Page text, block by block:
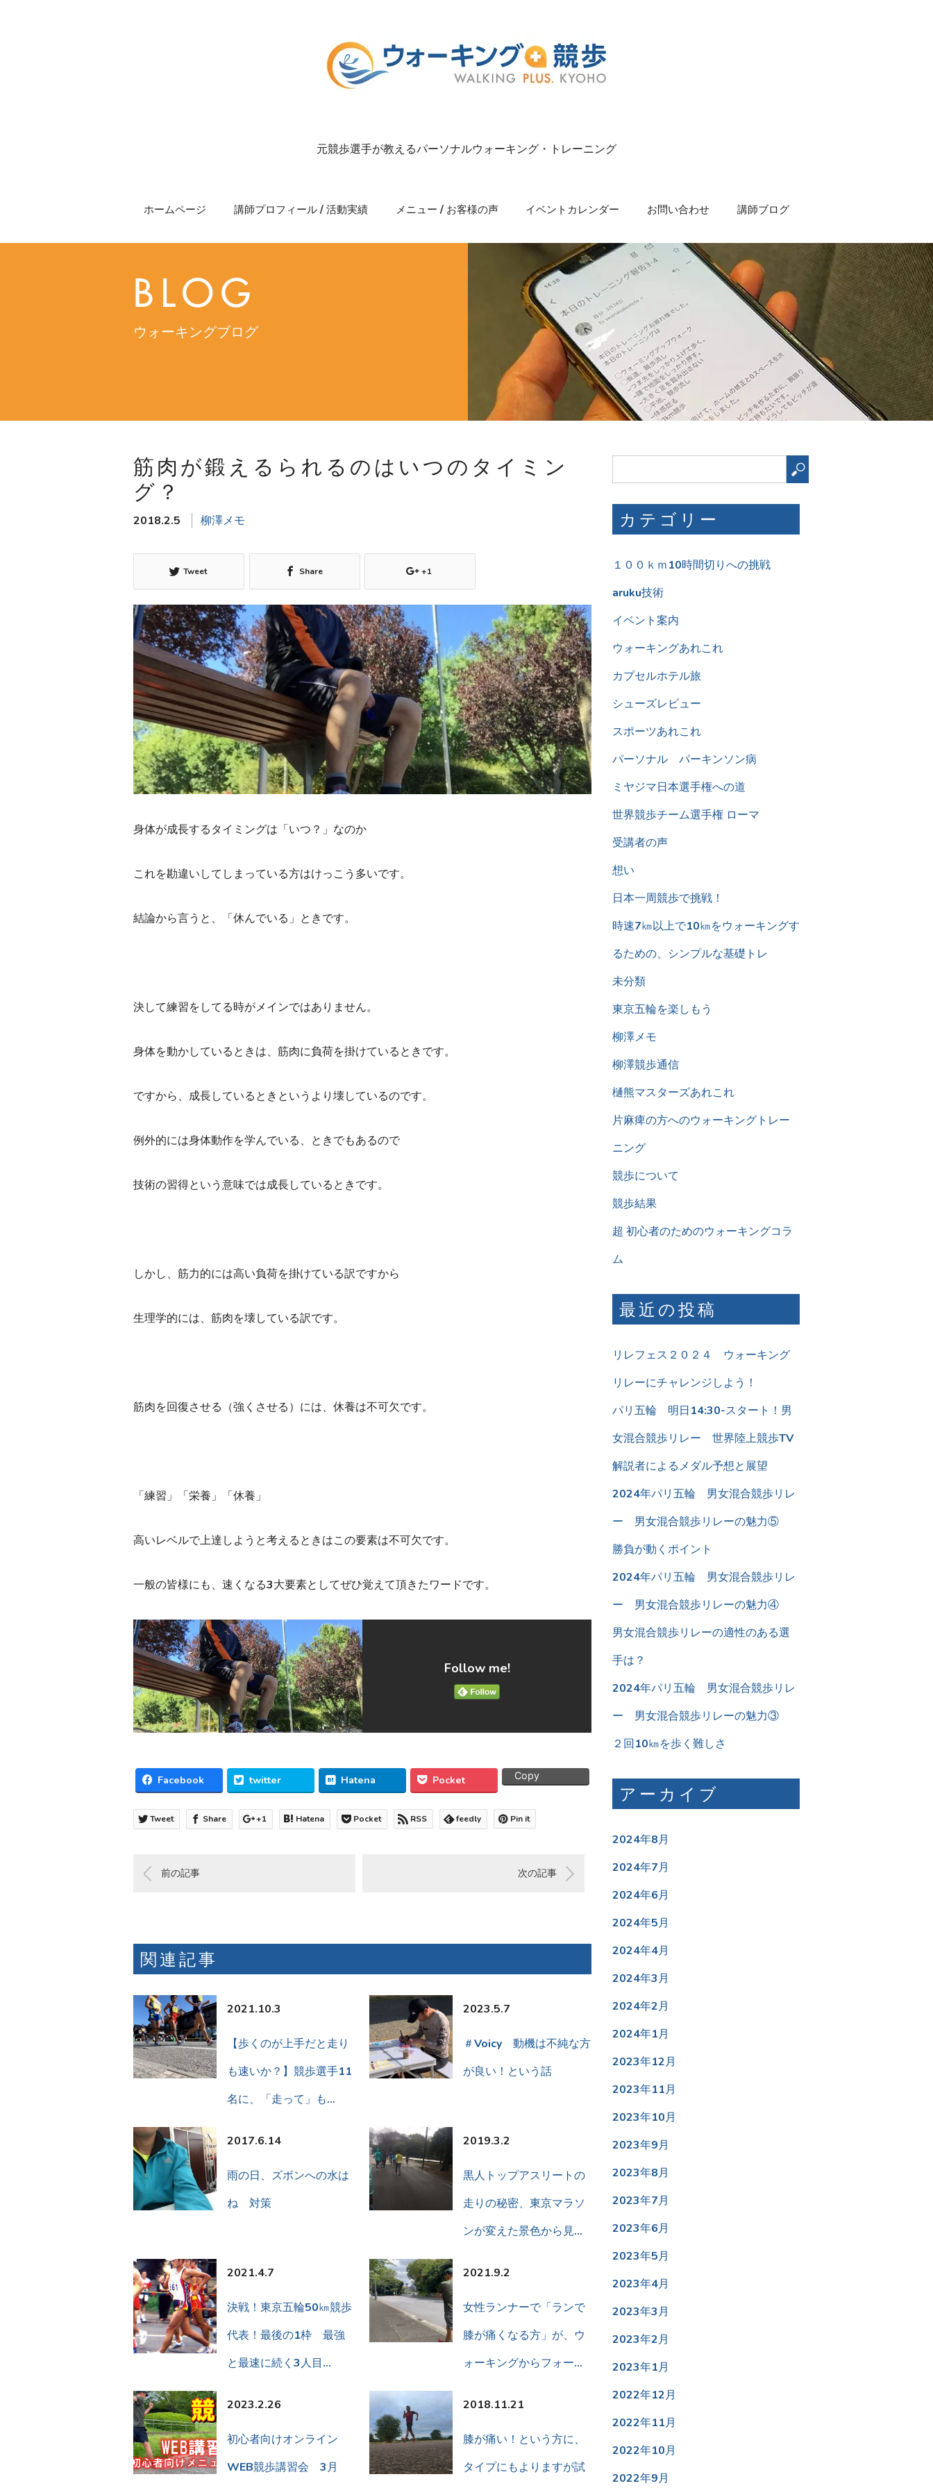
元競歩選手が教えるパーソナルウォーキング・トレーニング
ホームページ 講師プロフィール / 活動実績 メニュー / お客様の声 イベントカレンダー お問い合わせ 講師ブログ
BLOG
ウォーキングブログ
筋肉が鍛えるられるのはいつのタイミン
グ？
2018.2.5 柳澤メモ
Tweet Share +1
身体が成長するタイミングは「いつ？」なのか
これを勘違いしてしまっている方はけっこう多いです。
結論から言うと、「休んでいる」ときです。
決して練習をしてる時がメインではありません。
身体を動かしているときは、筋肉に負荷を掛けているときです。
ですから、成長しているときというより壊しているのです。
例外的には身体動作を学んでいる、ときでもあるので
技術の習得という意味では成長しているときです。
しかし、筋力的には高い負荷を掛けている訳ですから
生理学的には、筋肉を壊している訳です。
筋肉を回復させる（強くさせる）には、休養は不可欠です。
「練習」「栄養」「休養」
高いレベルで上達しようと考えるときはこの要素は不可欠です。
一般の皆様にも、速くなる3大要素としてぜひ覚えて頂きたワードです。
Follow me!
Facebook twitter Hatena Pocket Copy
Tweet Share +1 Hatena Pocket RSS feedly Pin it
前の記事 次の記事
関連記事
2021.10.3
【歩くのが上手だと走り
も速いか？】競歩選手11
名に、「走って」も…
2023.5.7
＃Voicy 動機は不純な方
が良い！という話
2017.6.14
雨の日、ズボンへの水は
ね 対策
2019.3.2
黒人トップアスリートの
走りの秘密、東京マラソ
ンが変えた景色から見…
2021.4.7
決戦！東京五輪50㎞競歩
代表！最後の1枠 最強
と最速に続く3人目…
2021.9.2
女性ランナーで「ランで
膝が痛くなる方」が、ウ
ォーキングからフォー…
2023.2.26
初心者向けオンライン
WEB競歩講習会 3月
2018.11.21
膝が痛い！という方に、
タイプにもよりますが試
カテゴリー
１００ｋｍ10時間切りへの挑戦
aruku技術
イベント案内
ウォーキングあれこれ
カプセルホテル旅
シューズレビュー
スポーツあれこれ
パーソナル パーキンソン病
ミヤジマ日本選手権への道
世界競歩チーム選手権 ローマ
受講者の声
想い
日本一周競歩で挑戦！
時速7㎞以上で10㎞をウォーキングす
るための、シンプルな基礎トレ
未分類
東京五輪を楽しもう
柳澤メモ
柳澤競歩通信
樋熊マスターズあれこれ
片麻痺の方へのウォーキングトレー
ニング
競歩について
競歩結果
超 初心者のためのウォーキングコラ
ム
最近の投稿
リレフェス２０２４ ウォーキング
リレーにチャレンジしよう！
パリ五輪 明日14:30-スタート！男
女混合競歩リレー 世界陸上競歩TV
解説者によるメダル予想と展望
2024年パリ五輪 男女混合競歩リレ
ー 男女混合競歩リレーの魅力⑤
勝負が動くポイント
2024年パリ五輪 男女混合競歩リレ
ー 男女混合競歩リレーの魅力④
男女混合競歩リレーの適性のある選
手は？
2024年パリ五輪 男女混合競歩リレ
ー 男女混合競歩リレーの魅力③
２回10㎞を歩く難しさ
アーカイブ
2024年8月
2024年7月
2024年6月
2024年5月
2024年4月
2024年3月
2024年2月
2024年1月
2023年12月
2023年11月
2023年10月
2023年9月
2023年8月
2023年7月
2023年6月
2023年5月
2023年4月
2023年3月
2023年2月
2023年1月
2022年12月
2022年11月
2022年10月
2022年9月